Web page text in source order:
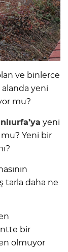
ve binlerce
alanda yeni
mu?
yeni
Yeni bir
tarla daha ne
bir
olmuyor